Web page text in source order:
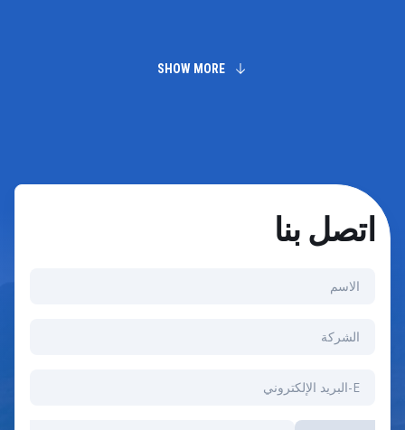
SHOW MORE
اتصل بنا